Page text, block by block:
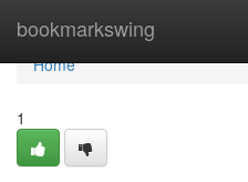
bookmarkswing
Home
Home
1